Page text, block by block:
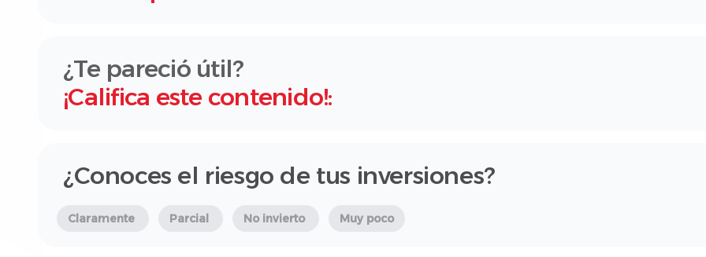
¿Te pareció útil?
¡Califica este contenido!:
¿Conoces el riesgo de tus inversiones?
Claramente Parcial No invierto Muy poco